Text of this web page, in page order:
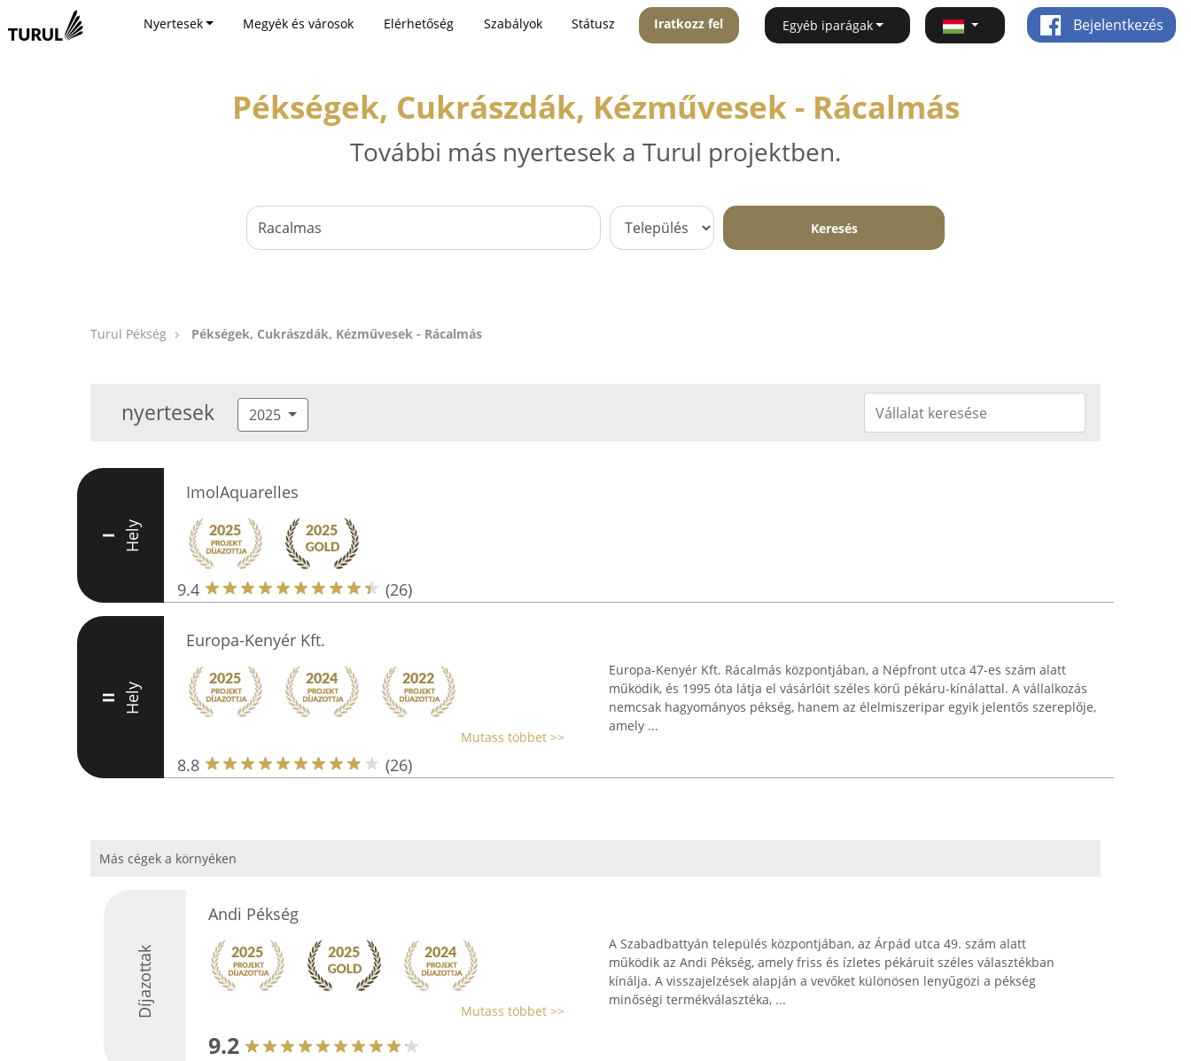
Nyertesek Megyék és városok Elérhetőség Szabályok Státusz Iratkozz fel Egyéb iparágak Bejelentkezés
Pékségek, Cukrászdák, Kézművesek - Rácalmás
További más nyertesek a Turul projektben.
Keresés
Turul Pékség Pékségek, Cukrászdák, Kézművesek - Rácalmás
nyertesek 2025
I Hely
ImolAquarelles
9.4 (26)
II Hely
Europa-Kenyér Kft.
Mutass többet >>
8.8 (26)
Europa-Kenyér Kft. Rácalmás központjában, a Népfront utca 47-es szám alatt
működik, és 1995 óta látja el vásárlóit széles körű pékáru-kínálattal. A vállalkozás
nemcsak hagyományos pékség, hanem az élelmiszeripar egyik jelentős szereplője,
amely ...
Más cégek a környéken
Díjazottak
Andi Pékség
Mutass többet >>
9.2
A Szabadbattyán település központjában, az Árpád utca 49. szám alatt
működik az Andi Pékség, amely friss és ízletes pékáruit széles választékban
kínálja. A visszajelzések alapján a vevőket különösen lenyűgözi a pékség
minőségi termékválasztéka, ...